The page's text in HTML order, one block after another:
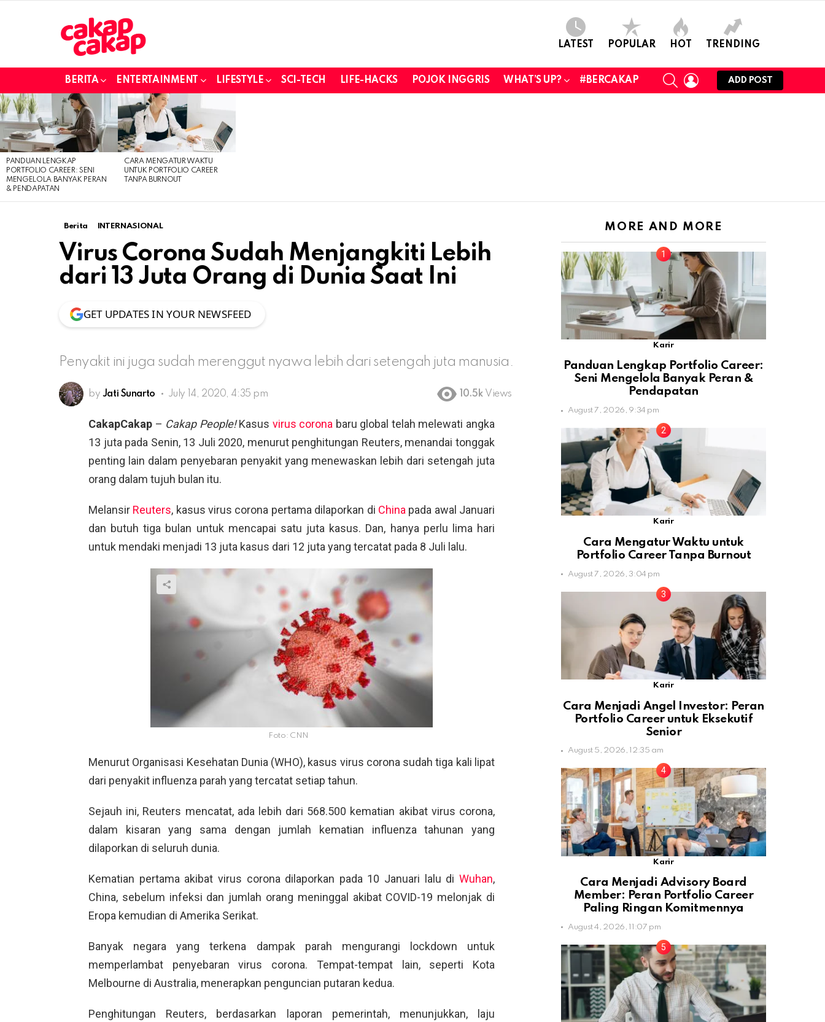
LATEST POPULAR HOT TRENDING
BERITA ENTERTAINMENT LIFESTYLE SCI-TECH LIFE-HACKS POJOK INGGRIS WHAT’S UP? #BERCAKAP
SEARCHLOGIN
ADD POST
LATEST
STORIES
PANDUAN LENGKAP
PORTFOLIO CAREER: SENI
MENGELOLA BANYAK PERAN
& PENDAPATAN
CARA MENGATUR WAKTU
UNTUK PORTFOLIO CAREER
TANPA BURNOUT
Berita INTERNASIONAL
Virus Corona Sudah Menjangkiti Lebih
dari 13 Juta Orang di Dunia Saat Ini
GET UPDATES IN YOUR NEWSFEED
Penyakit ini juga sudah merenggut nyawa lebih dari setengah juta manusia.
by Jati Sunarto July 14, 2020, 4:35 pm 10.5k Views
CakapCakap – Cakap People!Kasus virus corona baru global telah melewati angka
13 juta pada Senin, 13 Juli 2020, menurut penghitungan Reuters, menandai tonggak
penting lain dalam penyebaran penyakit yang menewaskan lebih dari setengah juta
orang dalam tujuh bulan itu.
Melansir Reuters, kasus virus corona pertama dilaporkan di China pada awal Januari
dan butuh tiga bulan untuk mencapai satu juta kasus. Dan, hanya perlu lima hari
untuk mendaki menjadi 13 juta kasus dari 12 juta yang tercatat pada 8 Juli lalu.
Foto: CNN
Menurut Organisasi Kesehatan Dunia (WHO), kasus virus corona sudah tiga kali lipat
dari penyakit influenza parah yang tercatat setiap tahun.
Sejauh ini, Reuters mencatat, ada lebih dari 568.500 kematian akibat virus corona,
dalam kisaran yang sama dengan jumlah kematian influenza tahunan yang
dilaporkan di seluruh dunia.
Kematian pertama akibat virus corona dilaporkan pada 10 Januari lalu di Wuhan,
China, sebelum infeksi dan jumlah orang meninggal akibat COVID-19 melonjak di
Eropa kemudian di Amerika Serikat.
Banyak negara yang terkena dampak parah mengurangi lockdown untuk
memperlambat penyebaran virus corona. Tempat-tempat lain, seperti Kota
Melbourne di Australia, menerapkan penguncian putaran kedua.
Penghitungan Reuters, berdasarkan laporan pemerintah, menunjukkan, laju
MORE AND MORE
Karir
Panduan Lengkap Portfolio Career:
Seni Mengelola Banyak Peran &
Pendapatan
August 7, 2026, 9:34 pm
Karir
Cara Mengatur Waktu untuk
Portfolio Career Tanpa Burnout
August 7, 2026, 3:04 pm
Karir
Cara Menjadi Angel Investor: Peran
Portfolio Career untuk Eksekutif
Senior
August 5, 2026, 12:35 am
Karir
Cara Menjadi Advisory Board
Member: Peran Portfolio Career
Paling Ringan Komitmennya
August 4, 2026, 11:07 pm